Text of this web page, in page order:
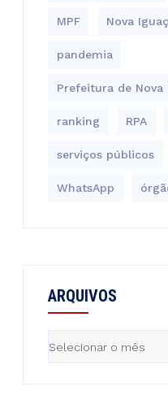
MPF Nova
pandemia
Prefeitura de Nova
ranking RPA
serviços públicos
WhatsApp
ARQUIVOS
Selecionar o mês